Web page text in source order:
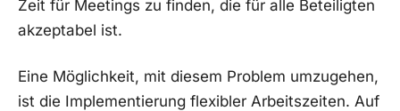
Zeit für Meetings zu finden, die für​ alle Beteiligten
akzeptabel ist.
Eine Möglichkeit, mit diesem⁢ Problem‌ umzugehen,⁢
ist die⁤ Implementierung flexibler Arbeitszeiten. Auf